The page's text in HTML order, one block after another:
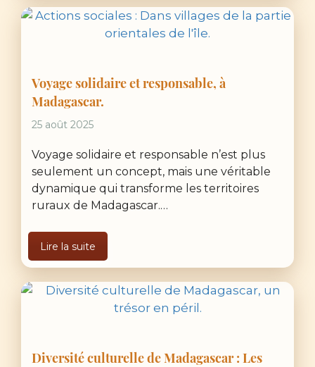
Voyage solidaire et responsable, à
Madagascar.
25 août 2025
Voyage solidaire et responsable n’est plus
seulement un concept, mais une véritable
dynamique qui transforme les territoires
ruraux de Madagascar.…
Lire la suite
Diversité culturelle de Madagascar : Les